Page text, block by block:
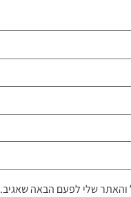
שלי לפעם הבאה שאגיב.